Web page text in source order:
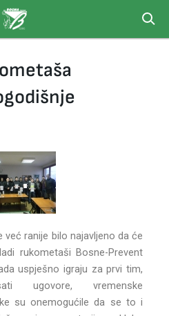
već ranije bilo najavljeno da će
rukometaši Bosne-Prevent
uspješno igraju za prvi tim,
ugovore, vremenske
su onemogućile da se to i